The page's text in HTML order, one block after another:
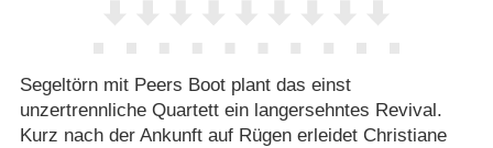
Segeltörn mit Peers Boot plant das einst
unzertrennliche Quartett ein langersehntes Revival.
Kurz nach der Ankunft auf Rügen erleidet Christiane